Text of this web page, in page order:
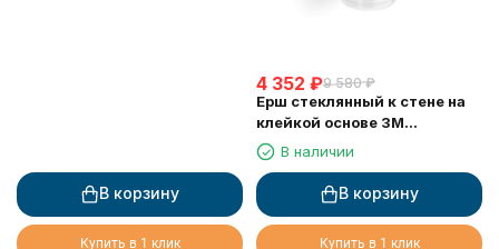
В корзину
Купить в 1 клик
4 352 ₽9 580 ₽
Ерш стеклянный к стене на
клейкой основе 3М
LANGBERGER 30825A
В наличии
В корзину
Купить в 1 клик